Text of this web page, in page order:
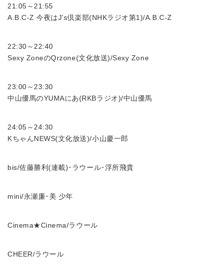
21:05～21:55
A.B.C-Z 今夜はJ’s倶楽部(NHKラジオ第1)/A.B.C-Z
22:30～22:40
Sexy ZoneのQrzone(文化放送)/Sexy Zone
23:00～23:30
中山優馬のYUMAにあ(RKBラジオ)/中山優馬
24:05～24:30
KちゃんNEWS(文化放送)/小山慶一郎
bis/佐藤勝利(連載)･ラウール･浮所飛貴
mini/永瀬廉･美 少年
Cinema★Cinema/ラウール
CHEER/ラウール